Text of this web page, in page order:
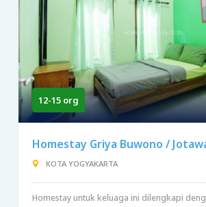
12-15 org
Homestay Griya Buwono /
KOTA YOGYAKARTA
Homestay untuk keluaga ini dilengkapi